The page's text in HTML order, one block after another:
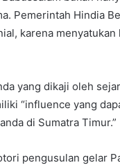
Pemerintah Hindia
karena
yang dikaji oleh
“influence yang
di Sumatra Timur.”
pengusulan gelar